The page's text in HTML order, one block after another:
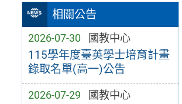
相關公告
2026-07-30 國教中心
115學年度臺英學士培育計畫
錄取名單(高一)公告
2026-07-29 國教中心